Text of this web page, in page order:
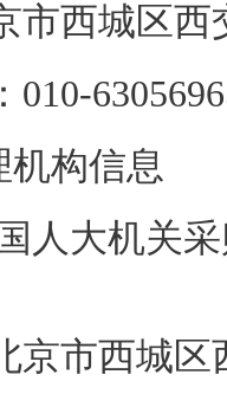
京市
：
机构信息
人大机关
市西城区